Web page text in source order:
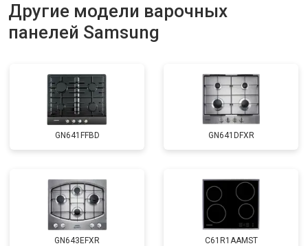
Другие модели варочных
панелей Samsung
GN641FFBD GN641DFXR
GN643EFXR C61R1AAMST